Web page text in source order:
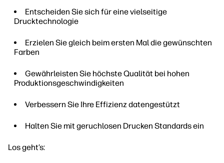
Entscheiden Sie sich für eine vielseitige
Drucktechnologie
Erzielen Sie gleich beim ersten Mal die gewünschten
Farben
Gewährleisten Sie höchste Qualität bei hohen
Produktionsgeschwindigkeiten
Verbessern Sie Ihre Effizienz datengestützt
Halten Sie mit geruchlosen Drucken Standards ein
Los geht’s: